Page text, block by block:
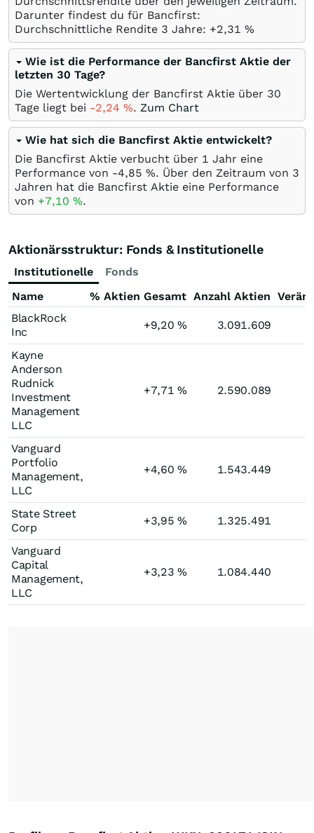
Darunter findest du für Bancfirst:
Durchschnittliche Rendite 3 Jahre: +2,31 %
Wie ist die Performance der Bancfirst Aktie der
letzten 30 Tage?
Die Wertentwicklung der Bancfirst Aktie über 30
Tage liegt bei -2,24 %. Zum Chart
Wie hat sich die Bancfirst Aktie entwickelt?
Die Bancfirst Aktie verbucht über 1 Jahr eine
Performance von -4,85 %. Über den Zeitraum von 3
Jahren hat die Bancfirst Aktie eine Performance
von +7,10 %.
Aktionärsstruktur: Fonds & Institutionelle
Institutionelle
Fonds
Name
% Aktien Gesamt Anzahl Aktien
BlackRock
Inc
+9,20% 3.091.609
Kayne
Anderson
Rudnick
Investment
Management
LLC
+7,71% 2.590.089
Vanguard
Portfolio
Management,
LLC
+4,60% 1.543.449
State Street
Corp
+3,95% 1.325.491
Vanguard
Capital
Management,
LLC
+3,23% 1.084.440